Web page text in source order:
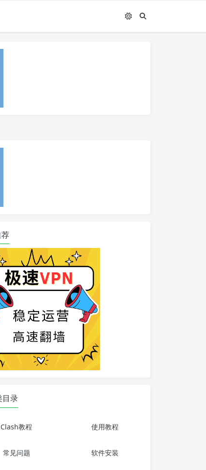
目录
Clash教程 使用教程
常见问题 软件安装